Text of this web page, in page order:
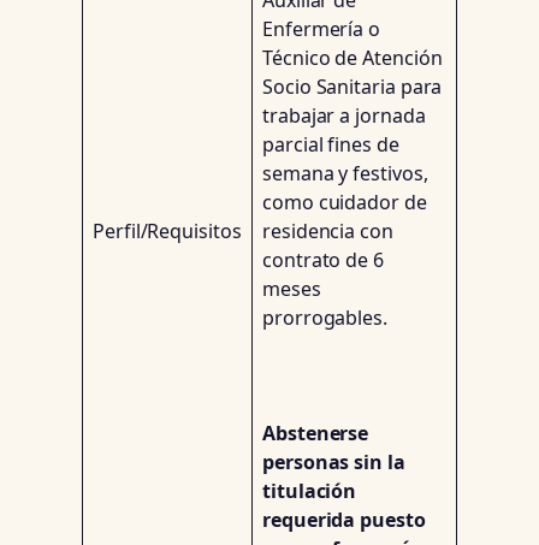
Perfil/Requisitos
Enfermería o
Técnico de Atención
Socio Sanitaria para
trabajar a jornada
parcial fines de
semana y festivos,
como cuidador de
residencia con
contrato de 6
meses
prorrogables.
Abstenerse
personas sin la
titulación
requerida puesto